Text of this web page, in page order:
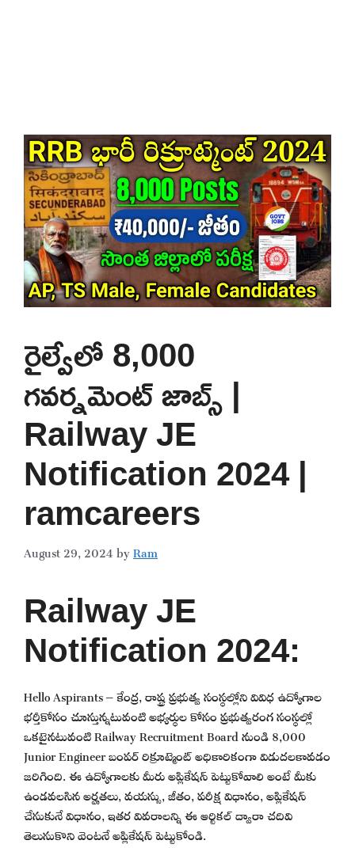
రైల్వేలో 8,000
గవర్నమెంట్ జాబ్స్ |
Railway JE
Notification 2024 |
ramcareers
August 29, 2024byRam
Railway JE
Notification 2024:
Hello Aspirants – కేంద్ర, రాష్ట్ర ప్రభుత్వ సంస్థల్లోని వివిధ ఉద్యోగాల
భర్తీకోసం చూస్తున్నటువంటి అభ్యర్థుల కోసం ప్రభుత్వరంగ సంస్థల్లో
ఒకటైనటువంటి Railway Recruitment Board నుండి 8,000
Junior Engineer బంపర్ రిక్రూట్మెంట్ అధికారికంగా విడుదలకావడం
జరిగింది. ఈ ఉద్యోగాలకు మీరు అప్లికేషన్ పెట్టుకోవాలి అంటే మీకు
ఉండవలసిన అర్హతలు, వయస్సు, జీతం, పరీక్ష విధానం, అప్లికేషన్
చేసుకునే విధానం, ఇతర వివరాలన్ని ఈ ఆర్టికల్ ద్వారా చదివి
తెలుసుకొని వెంటనే అప్లికేషన్ పెట్టుకోండి.